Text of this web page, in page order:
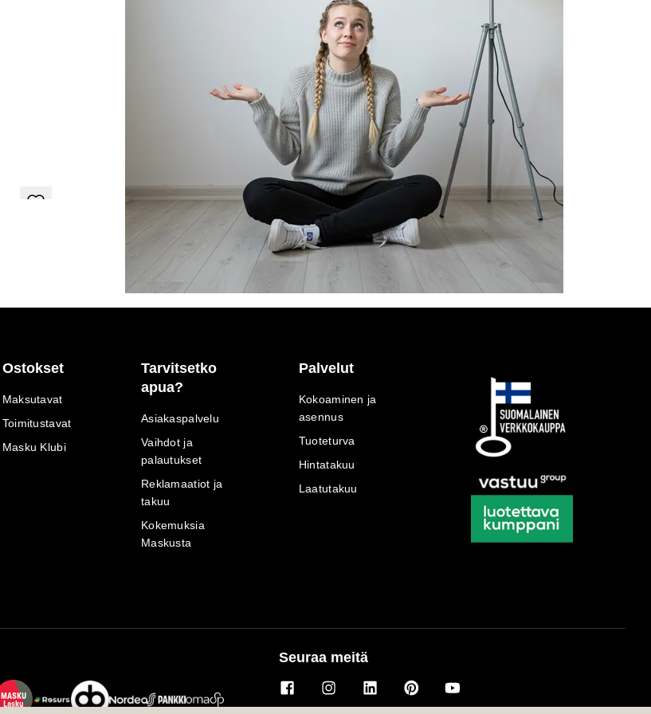
Ostokset
Maksutavat
Toimitustavat
Masku Klubi
Tarvitsetko
apua?
Asiakaspalvelu
Vaihdot ja
palautukset
Reklamaatiot ja
takuu
Kokemuksia
Maskusta
Palvelut
Kokoaminen ja
asennus
Tuoteturva
Hintatakuu
Laatutakuu
MASKU
Lasku
Seuraa meitä